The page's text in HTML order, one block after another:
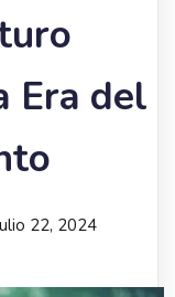
Era del
22, 2024